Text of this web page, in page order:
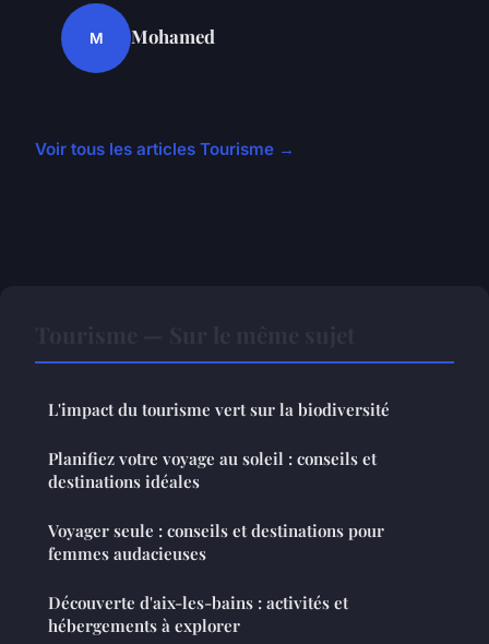
M Mohamed
Voir tous les articles Tourisme →
L'impact du tourisme vert sur la biodiversité
Planifiez votre voyage au soleil : conseils et
destinations idéales
Voyager seule : conseils et destinations pour
femmes audacieuses
Découverte d'aix-les-bains : activités et
hébergements à explorer